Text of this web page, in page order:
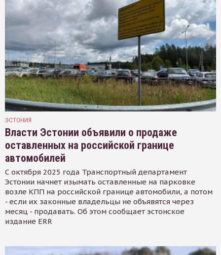
ЭСТОНИЯ
Власти Эстонии объявили о продаже
оставленных на российской границе
автомобилей
С октября 2025 года Транспортный департамент
Эстонии начнет изымать оставленные на парковке
возле КПП на российской границе автомобили, а потом
- если их законные владельцы не объявятся через
месяц - продавать. Об этом сообщает эстонское
издание ERR